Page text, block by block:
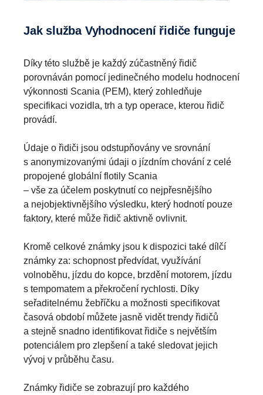
Jak služba Vyhodnocení řidiče funguje
Díky této službě je každý zúčastněný řidič
porovnáván pomocí jedinečného modelu hodnocení
výkonnosti Scania (PEM), který zohledňuje
specifikaci vozidla, trh a typ operace, kterou řidič
provádí.
Údaje o řidiči jsou odstupňovány ve srovnání
s anonymizovanými údaji o jízdním chování z celé
propojené globální flotily Scania
– vše za účelem poskytnutí co nejpřesnějšího
a nejobjektivnějšího výsledku, který hodnotí pouze
faktory, které může řidič aktivně ovlivnit.
Kromě celkové známky jsou k dispozici také dílčí
známky za: schopnost předvídat, využívání
volnoběhu, jízdu do kopce, brzdění motorem, jízdu
s tempomatem a překročení rychlosti. Díky
seřaditelnému žebříčku a možnosti specifikovat
časová období můžete jasně vidět trendy řidičů
a stejně snadno identifikovat řidiče s největším
potenciálem pro zlepšení a také sledovat jejich
vývoj v průběhu času.
Známky řidiče se zobrazují pro každého